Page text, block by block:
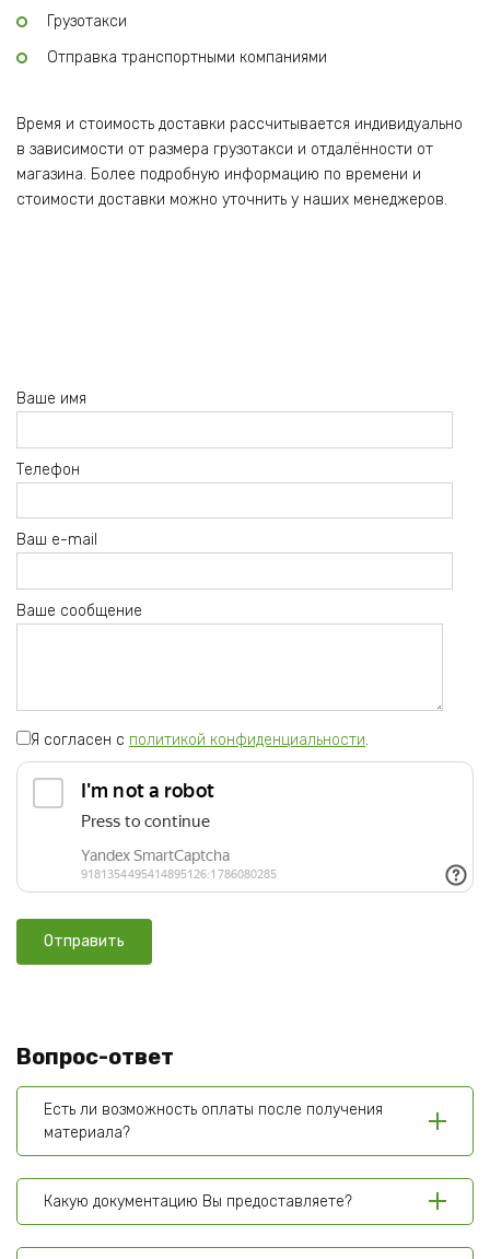
Грузотакси
Отправка транспортными компаниями
Время и стоимость доставки рассчитывается индивидуально
в зависимости от размера грузотакси и отдалённости от
магазина. Более подробную информацию по времени и
стоимости доставки можно уточнить у наших менеджеров.
Ваше имя
Телефон
Ваш e-mail
Ваше сообщение
Я согласен с политикой конфиденциальности.
Вопрос-ответ
Есть ли возможность оплаты после получения
материала?
Какую документацию Вы предоставляете?